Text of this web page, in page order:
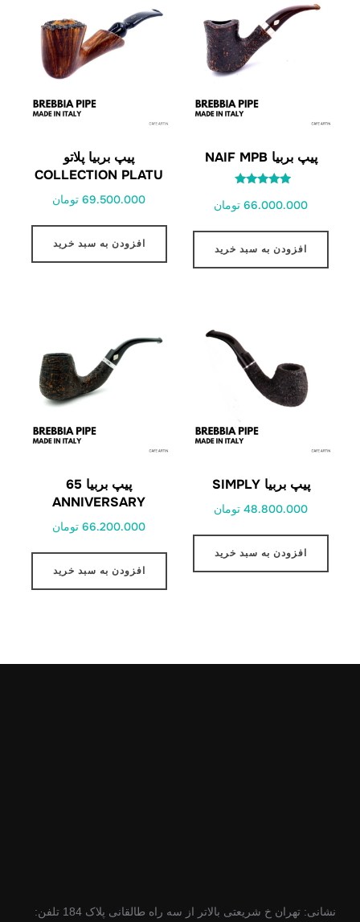
پیپ بربیا NAIF MPB
5.00
66.000.000 تومان
افزودن به سبد خرید
پیپ بربیا پلاتو
COLLECTION PLATU
69.500.000 تومان
افزودن به سبد خرید
پیپ بربیا SIMPLY
48.800.000 تومان
افزودن به سبد خرید
پیپ بربیا 65
ANNIVERSARY
66.200.000 تومان
افزودن به سبد خرید
نشانی: تهران خ شریعتی بالاتر از سه راه طالقانی پلاک 184 تلفن: